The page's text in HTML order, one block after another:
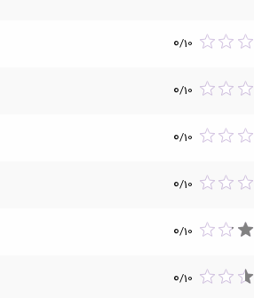
0/10
0/10
0/10
0/10
0/10
0/10